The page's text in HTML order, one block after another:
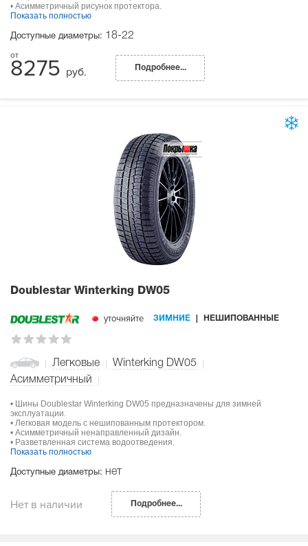
• Асимметричный рисунок протектора.
Показать полностью
Доступные диаметры: 18-22
8275 руб. Подробнее...
Doublestar Winterking DW05
уточняйте ЗИМНИЕ НЕШИПОВАННЫЕ
Легковые
Winterking DW05
Асимметричный
• Шины Doublestar Winterking DW05 предназначены для зимней
эксплуатации.
• Легковая модель с нешипованным протектором.
• Асимметричный ненаправленный дизайн.
• Разветвленная система водоотведения.
Показать полностью
Доступные диаметры: нет
Нет в наличии Подробнее...